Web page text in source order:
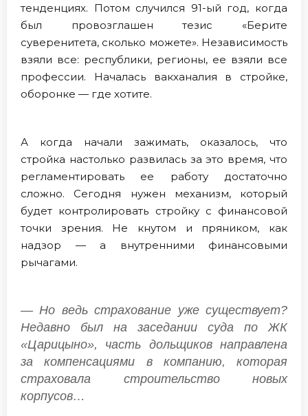
тенденциях. Потом случился 91-ый год, когда
был провозглашен тезис «Берите
суверенитета, сколько можете». Независимость
взяли все: республики, регионы, ее взяли все
профессии. Началась вакханалия в стройке,
оборонке — где хотите.
А когда начали зажимать, оказалось, что
стройка настолько развилась за это время, что
регламентировать ее работу достаточно
сложно. Сегодня нужен механизм, который
будет контролировать стройку с финансовой
точки зрения. Не кнутом и пряником, как
надзор — а внутренними финансовыми
рычагами.
— Но ведь страхование уже существует?
Недавно был на заседании суда по ЖК
«Царицыно», часть дольщиков направлена
за компенсациями в компанию, которая
страховала строительство новых
корпусов…